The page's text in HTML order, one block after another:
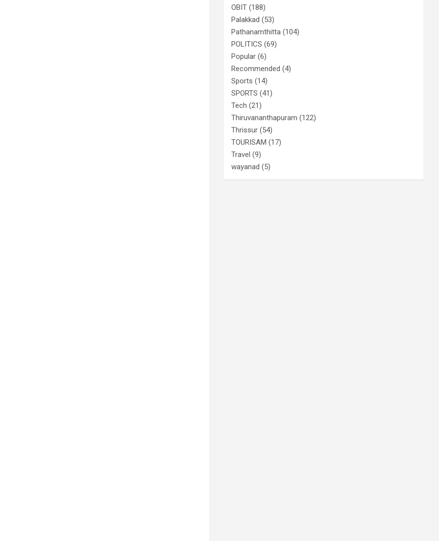
OBIT (188)
Palakkad (53)
Pathanamthitta (104)
POLITICS (69)
Popular (6)
Recommended (4)
Sports (14)
SPORTS (41)
Tech (21)
Thiruvananthapuram (122)
Thrissur (54)
TOURISAM (17)
Travel (9)
wayanad (5)